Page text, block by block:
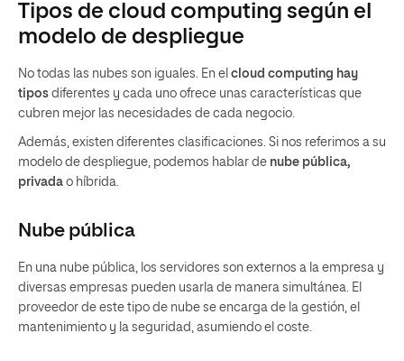
Tipos de cloud computing según el
modelo de despliegue
No todas las nubes son iguales. En el cloud computing hay
tipos diferentes y cada uno ofrece unas características que
cubren mejor las necesidades de cada negocio.
Además, existen diferentes clasificaciones. Si nos referimos a su
modelo de despliegue, podemos hablar de nube pública,
privada o híbrida.
Nube pública
En una nube pública, los servidores son externos a la empresa y
diversas empresas pueden usarla de manera simultánea. El
proveedor de este tipo de nube se encarga de la gestión, el
mantenimiento y la seguridad, asumiendo el coste.